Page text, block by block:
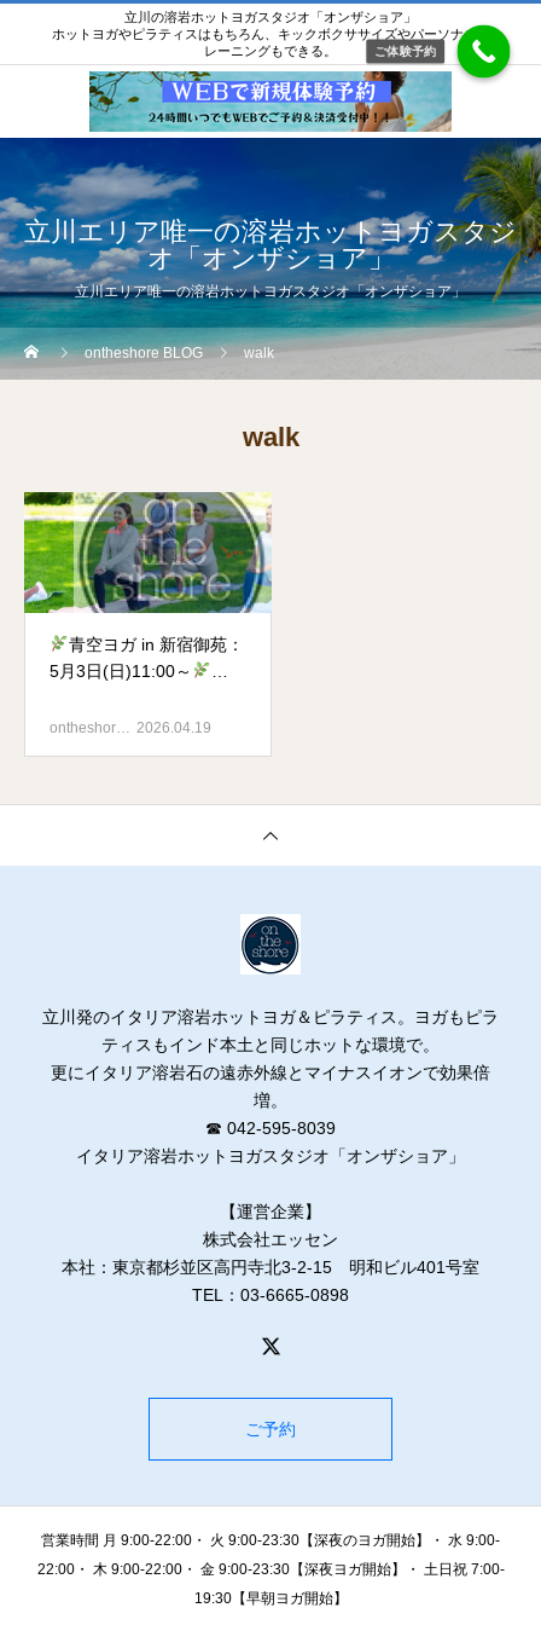
立川の溶岩ホットヨガスタジオ「オンザショア」
ホットヨガやピラティスはもちろん、キックボクササイズやパーソナルト
レーニングもできる。
立川エリア唯一の溶岩ホットヨガスタジ
オ「オンザショア」
立川エリア唯一の溶岩ホットヨガスタジオ「オンザショア」
ontheshore BLOG walk
walk
青空ヨガ in 新宿御苑：
5月3日(日)11:00～
Shinjuku Gyoen National
ontheshor… 2026.04.19
立川発のイタリア溶岩ホットヨガ＆ピラティス。ヨガもピラ
ティスもインド本土と同じホットな環境で。
更にイタリア溶岩石の遠赤外線とマイナスイオンで効果倍
増。
☎ 042-595-8039
イタリア溶岩ホットヨガスタジオ「オンザショア」
【運営企業】
株式会社エッセン
本社：東京都杉並区高円寺北3-2-15 明和ビル401号室
TEL：03-6665-0898
ご予約
営業時間 月 9:00-22:00・ 火 9:00-23:30【深夜のヨガ開始】・ 水 9:00-
22:00・ 木 9:00-22:00・ 金 9:00-23:30【深夜ヨガ開始】・ 土日祝 7:00-
19:30【早朝ヨガ開始】
ご体験予約